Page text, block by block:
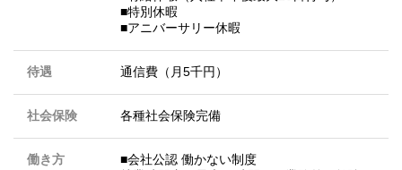
■特別休暇
■アニバーサリー休暇
待遇 通信費（月5千円）
社会保険 各種社会保険完備
働き方
■会社公認 働かない制度